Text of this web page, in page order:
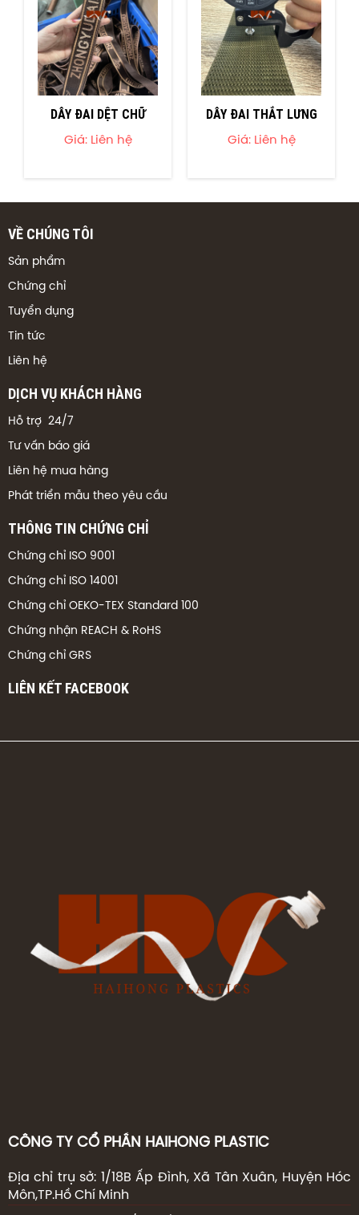
DÂY ĐAI DỆT CHỮ
Giá: Liên hệ
DÂY ĐAI THẮT LƯNG
Giá: Liên hệ
VỀ CHÚNG TÔI
Sản phẩm
Chứng chỉ
Tuyển dụng
Tin tức
Liên hệ
DỊCH VỤ KHÁCH HÀNG
Hỗ trợ 24/7
Tư vấn báo giá
Liên hệ mua hàng
Phát triển mẫu theo yêu cầu
THÔNG TIN CHỨNG CHỈ
Chứng chỉ ISO 9001
Chứng chỉ ISO 14001
Chứng chỉ OEKO-TEX Standard 100
Chứng nhận REACH & RoHS
Chứng chỉ GRS
LIÊN KẾT FACEBOOK
CÔNG TY CỔ PHẦN HAIHONG PLASTIC
Địa chỉ trụ sở: 1/18B Ấp Đình, Xã Tân Xuân, Huyện Hóc
Môn,TP.Hồ Chí Minh